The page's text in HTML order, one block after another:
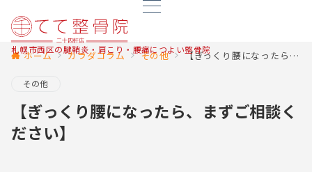
札幌市西区の腱鞘炎・肩こり・腰痛につよい整骨院
ホーム カラダコラム その他 【ぎっくり腰になったら、まずご相談ください】
その他
【ぎっくり腰になったら、まずご相談く
ださい】